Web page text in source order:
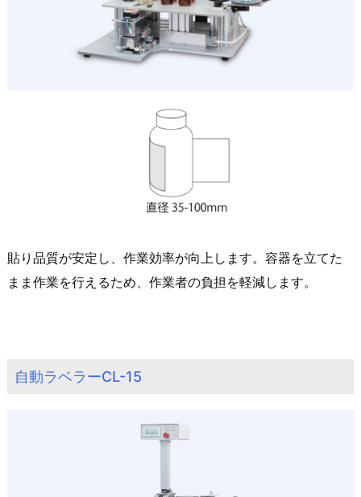
貼り品質が安定し、作業効率が向上します。容器を立てた
まま作業を行えるため、作業者の負担を軽減します。
自動ラベラーCL-15